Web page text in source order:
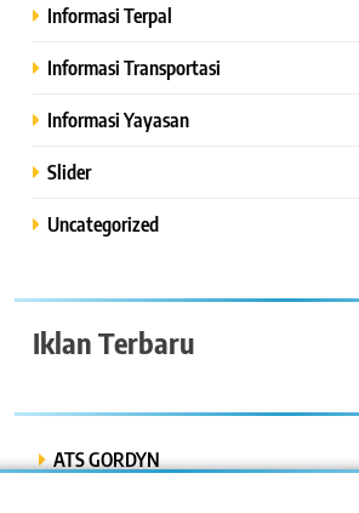
Informasi Terpal
Informasi Transportasi
Informasi Yayasan
Slider
Uncategorized
Iklan Terbaru
ATS GORDYN